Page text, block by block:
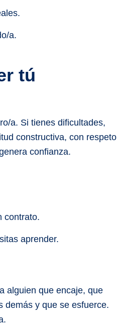
a.
tú
a. Si tienes dificultades,
constructiva, con respeto
confianza.
contrato.
aprender.
alguien que encaje, que
demás y que se esfuerce.